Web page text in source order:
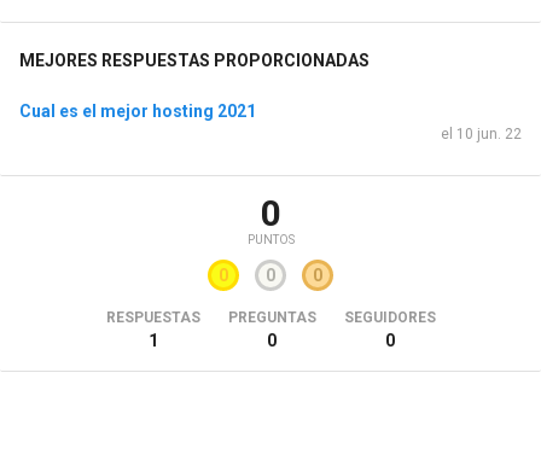
MEJORES RESPUESTAS PROPORCIONADAS
Cual es el mejor hosting 2021
el 10 jun. 22
0
PUNTOS
0 0 0
RESPUESTAS
1
PREGUNTAS
0
SEGUIDORES
0